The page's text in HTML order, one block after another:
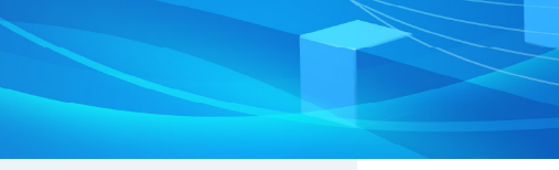
コンベヤ機器
コンベヤ機器を探す
用途から探す
全業種
飲料
代表あいさつ
事業所一覧
沿革